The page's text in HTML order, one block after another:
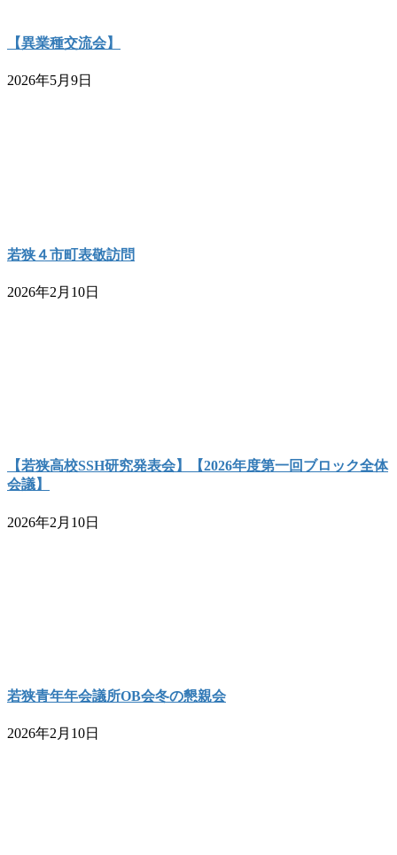
【異業種交流会】
2026年5月9日
若狭４市町表敬訪問
2026年2月10日
【若狭高校SSH研究発表会】【2026年度第一回ブロック全体
会議】
2026年2月10日
若狭青年年会議所OB会冬の懇親会
2026年2月10日